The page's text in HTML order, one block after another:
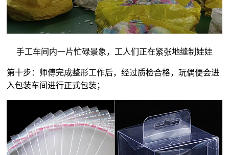
手工车间内一片忙碌景象，工人们正在紧张地缝制娃娃
第十步：师傅完成整形工作后，经过质检合格，玩偶便会进
入包装车间进行正式包装；